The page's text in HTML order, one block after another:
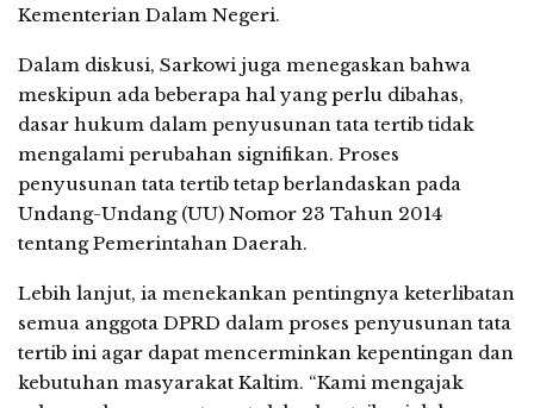
Kementerian Dalam Negeri.
Dalam diskusi, Sarkowi juga menegaskan bahwa
meskipun ada beberapa hal yang perlu dibahas,
dasar hukum dalam penyusunan tata tertib tidak
mengalami perubahan signifikan. Proses
penyusunan tata tertib tetap berlandaskan pada
Undang-Undang (UU) Nomor 23 Tahun 2014
tentang Pemerintahan Daerah.
Lebih lanjut, ia menekankan pentingnya keterlibatan
semua anggota DPRD dalam proses penyusunan tata
tertib ini agar dapat mencerminkan kepentingan dan
kebutuhan masyarakat Kaltim. “Kami mengajak